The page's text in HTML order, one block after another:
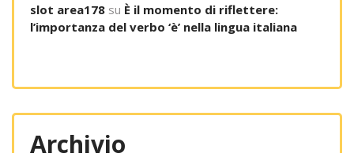
slot area178 su È il momento di riflettere:
l’importanza del verbo ‘è’ nella lingua italiana
Archivio